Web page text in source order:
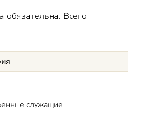
Всего
служащие